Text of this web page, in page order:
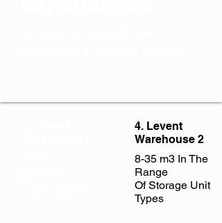
4. Levent
Warehouse 2
8-35 m3 In The
Range
OfStorage Unit
Types